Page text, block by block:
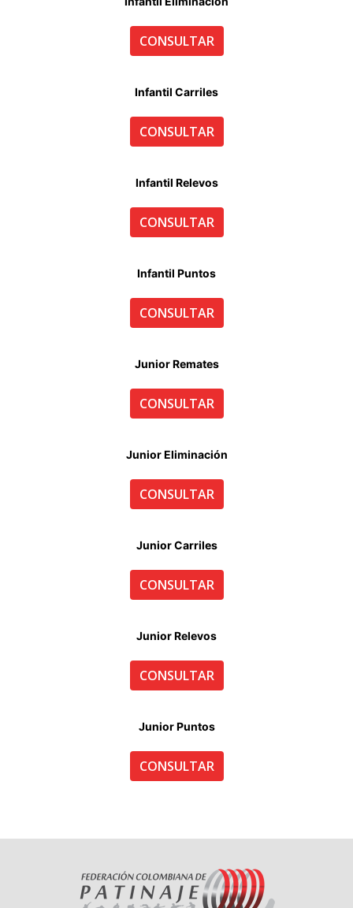
CONSULTAR
Infantil Carriles
CONSULTAR
Infantil Relevos
CONSULTAR
Infantil Puntos
CONSULTAR
Junior Remates
CONSULTAR
Junior Eliminación
CONSULTAR
Junior Carriles
CONSULTAR
Junior Relevos
CONSULTAR
Junior Puntos
CONSULTAR